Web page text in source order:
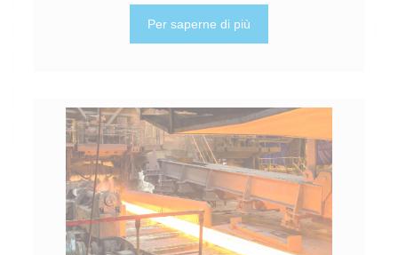
Per saperne di più